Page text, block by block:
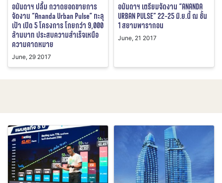
อนันดาฯ ปลื้ม กวาดยอดขายการ
จัดงาน “Ananda Urban Pulse” ทะลุ
เป้า เปิด 5 โครงการ โกยกว่า 9,000
ล้านบาท ประสบความสำเร็จเหนือ
ความคาดหมาย
June, 29 2017
อนันดาฯ เตรียมจัดงาน “ANANDA
URBAN PULSE” 22-25 มิ.ย.นี้ ณ ชั้น
1 สยามพารากอน
June, 21 2017